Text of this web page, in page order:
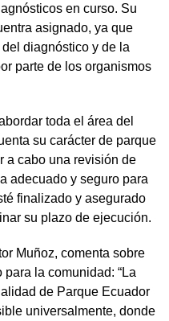
en curso. Su
asignado, ya que
diagnóstico y de la
parte de los organismos
toda el área del
su carácter de parque
a cabo una revisión de
adecuado y seguro para
finalizado y asegurado
su plazo de ejecución.
Muñoz, comenta sobre
la comunidad: “La
de Parque Ecuador
universalmente, donde